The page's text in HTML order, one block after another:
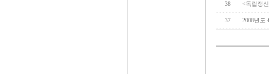
38 <독립정
37 2008년도